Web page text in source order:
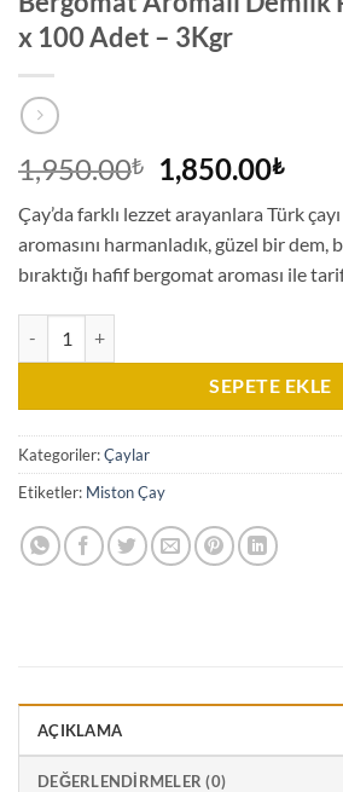
x 100 Adet – 3Kgr
1,950.00₺
Orijinal
fiyat:
1,950.00₺.
1,850.00₺Şu
Çay’da farklı lezzet arayanlara Türk
aromasını harmanladık, güzel bir dem,
bıraktığı hafif bergomat aroması ile
SEPETE EKLE
Kategoriler:Çaylar
Etiketler: Miston Çay
AÇIKLAMA
DEĞERLENDIRMELER (0)